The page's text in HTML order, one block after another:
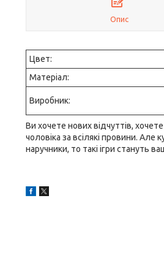
Опис
Цвет:
Матеріал:
Виробник:
Ви хочете нових відчуттів,
чоловіка за всілякі провини.
наручники, то такі ігри стануть